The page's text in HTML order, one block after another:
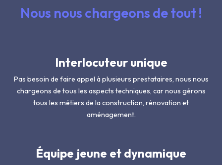
Nous nous chargeons de tout !
Interlocuteur unique
Pas besoin de faire appel à plusieurs prestataires, nous nous
chargeons de tous les aspects techniques, car nous gérons
tous les métiers de la construction, rénovation et
aménagement.
Équipe jeune et dynamique